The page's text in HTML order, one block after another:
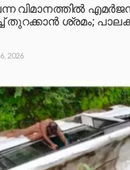
വിമാനത്തിൽ
ശ്രമം;
2026